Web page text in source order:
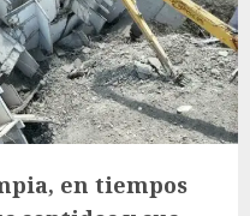
en tiempos